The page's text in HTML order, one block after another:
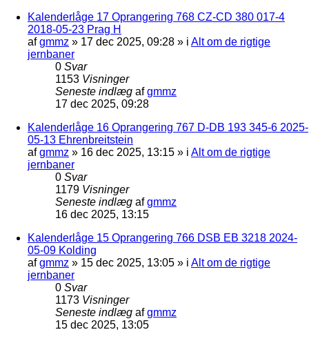
Kalenderlåge 17 Oprangering 768 CZ-CD 380 017-4
2018-05-23 Prag H
afgmmz » 17 dec 2025, 09:28 » i Alt om de rigtige
jernbaner
0 Svar
1153 Visninger
Seneste indlæg afgmmz
17 dec 2025, 09:28
Kalenderlåge 16 Oprangering 767 D-DB 193 345-6 2025-
05-13 Ehrenbreitstein
afgmmz » 16 dec 2025, 13:15 » i Alt om de rigtige
jernbaner
0 Svar
1179 Visninger
Seneste indlæg afgmmz
16 dec 2025, 13:15
Kalenderlåge 15 Oprangering 766 DSB EB 3218 2024-
05-09 Kolding
afgmmz » 15 dec 2025, 13:05 » i Alt om de rigtige
jernbaner
0 Svar
1173 Visninger
Seneste indlæg afgmmz
15 dec 2025, 13:05